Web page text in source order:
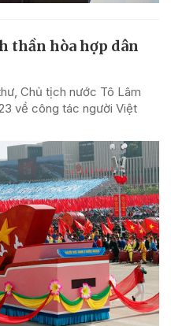
thần hòa hợp dân
Chủ tịch nước Tô Lâm
về công tác người Việt